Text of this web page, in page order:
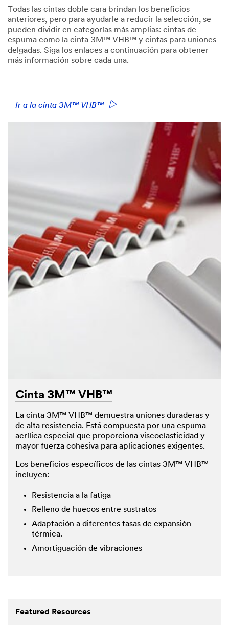
Todas las cintas doble cara brindan los beneficios
anteriores, pero para ayudarle a reducir la selección, se
pueden dividir en categorías más amplias: cintas de
espuma como la cinta 3M™ VHB™ y cintas para uniones
delgadas. Siga los enlaces a continuación para obtener
más información sobre cada una.
Ir a la cinta 3M™ VHB™
Cinta 3M™ VHB™
La cinta 3M™ VHB™ demuestra uniones duraderas y
de alta resistencia. Está compuesta por una espuma
acrílica especial que proporciona viscoelasticidad y
mayor fuerza cohesiva para aplicaciones exigentes.
Los beneficios específicos de las cintas 3M™ VHB™
incluyen:
Resistencia a la fatiga
Relleno de huecos entre sustratos
Adaptación a diferentes tasas de expansión
térmica.
Amortiguación de vibraciones
Featured Resources